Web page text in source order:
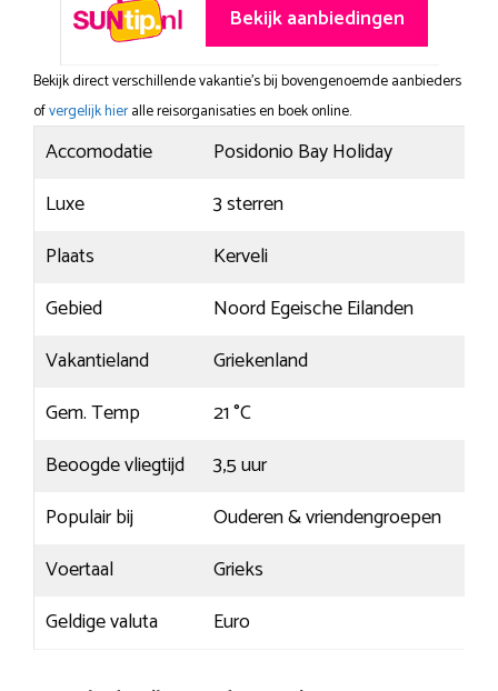
Bekijk aanbiedingen
Bekijk direct verschillende vakantie's bij bovengenoemde aanbieders
ofvergelijk hieralle reisorganisaties en boek online.
Accomodatie
Posidonio Bay Holiday
Luxe
3 sterren
Plaats
Kerveli
Gebied
Noord Egeische Eilanden
Vakantieland
Griekenland
Gem. Temp
21 °C
Beoogde vliegtijd
3,5 uur
Populair bij
Ouderen & vriendengroepen
Voertaal
Grieks
Geldige valuta
Euro